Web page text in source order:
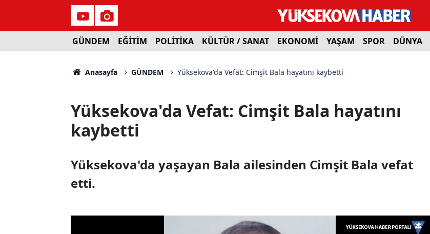
GÜNDEM EĞİTİM POLİTİKA KÜLTÜR / SANAT EKONOMİ YAŞAM SPOR DÜNYA
Anasayfa GÜNDEM Yüksekova'da Vefat: Cimşit Bala hayatını kaybetti
Yüksekova'da Vefat: Cimşit Bala hayatını
kaybetti
Yüksekova'da yaşayan Bala ailesinden Cimşit Bala vefat
etti.